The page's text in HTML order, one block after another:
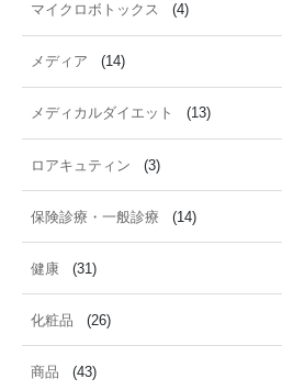
マイクロボトックス (4)
メディア (14)
メディカルダイエット (13)
ロアキュティン (3)
保険診療・一般診療 (14)
健康 (31)
化粧品 (26)
商品 (43)